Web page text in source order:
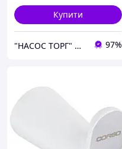
Купити
"НАСОС ТОРГ" Насосне обладнання, інструменти, освітлення 97%